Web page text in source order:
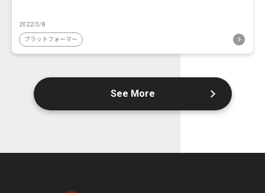
2022/3/8
プラットフォーマー
See More